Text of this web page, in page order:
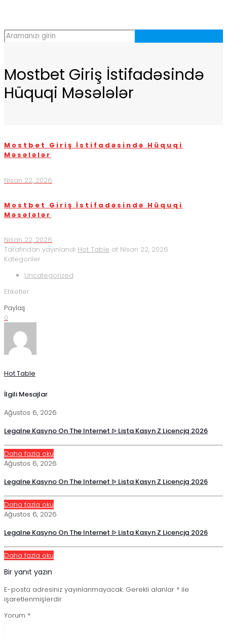
Mostbet Giriş İstifadəsində
Hüquqi Məsələlər
Mostbet Giriş İstifadəsində Hüquqi
Məsələlər
Nisan 22, 2026
Mostbet Giriş İstifadəsində Hüquqi
Məsələlər
Nisan 22, 2026
Tarafından yayınlandı Hot Table at Nisan 22, 2026
Kategoriler
Uncategorized
Etiketler
Paylaş
0
Hot Table
İlgili Mesajlar
Ağustos 6, 2026
Legalne Kasyno On The Internet ᐉ Lista Kasyn Z Licencją 2026
Daha fazla oku
Ağustos 6, 2026
Legalne Kasyno On The Internet ᐉ Lista Kasyn Z Licencją 2026
Daha fazla oku
Ağustos 6, 2026
Legalne Kasyno On The Internet ᐉ Lista Kasyn Z Licencją 2026
Daha fazla oku
Bir yanıt yazın
E-posta adresiniz yayınlanmayacak. Gerekli alanlar * ile
işaretlenmişlerdir
Yorum *